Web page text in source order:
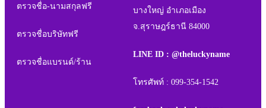
ตรวจชื่อ-นามสกุลฟรี
ตรวจชื่อบริษัทฟรี
ตรวจชื่อแบรนด์/ร้าน
บางใหญ่ อำเภอเมือง
จ.สุราษฎร์ธานี 84000
LINE ID : @theluckyname
โทรศัพท์ : 099-354-1542